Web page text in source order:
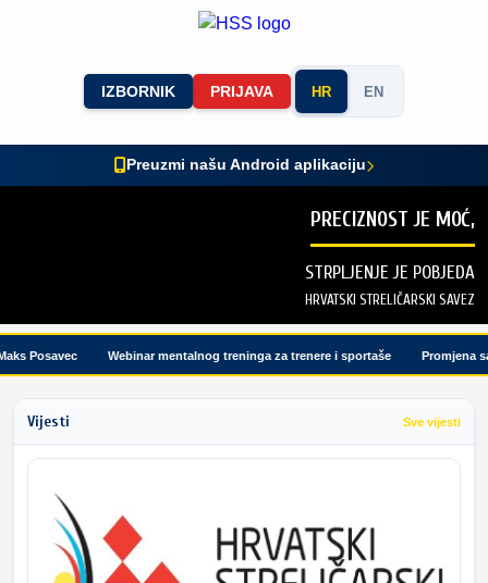
IZBORNIK PRIJAVA HR EN
Preuzmi našu Android aplikaciju
PRECIZNOST JE MOĆ,
STRPLJENJE JE POBJEDA
HRVATSKI STRELIČARSKI SAVEZ
Posavec Webinar mentalnog treninga za trenere i sportaše Promjena
Vijesti Sve vijesti